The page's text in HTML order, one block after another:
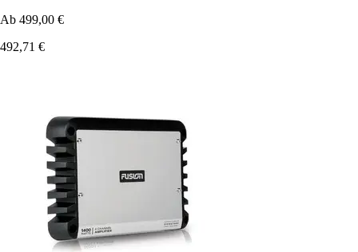
Ab 499,00 €
492,71 €